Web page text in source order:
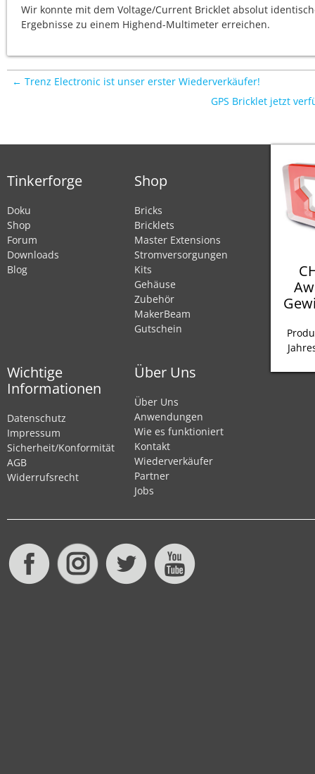
Wir konnte mit dem Voltage/Current Bricklet absolut
Ergebnisse zu einem Highend-Multimeter erreichen.
← Trenz Electronic ist unser erster Wiederverkäufer!
GPS Bricklet jetzt
Tinkerforge
Doku
Shop
Forum
Downloads
Blog
Shop
Bricks
Bricklets
Master Extensions
Stromversorgungen
Kits
Gehäuse
Zubehör
MakerBeam
Gutschein
Wichtige
Informationen
Datenschutz
Impressum
Sicherheit/Konformität
AGB
Widerrufsrecht
Über Uns
Über Uns
Anwendungen
Wie es funktioniert
Kontakt
Wiederverkäufer
Partner
Jobs